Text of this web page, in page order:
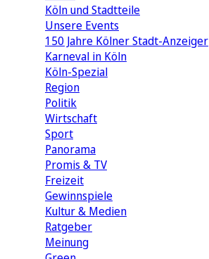
Köln und Stadtteile
Unsere Events
150 Jahre Kölner Stadt-Anzeiger
Karneval in Köln
Köln-Spezial
Region
Politik
Wirtschaft
Sport
Panorama
Promis & TV
Freizeit
Gewinnspiele
Kultur & Medien
Ratgeber
Meinung